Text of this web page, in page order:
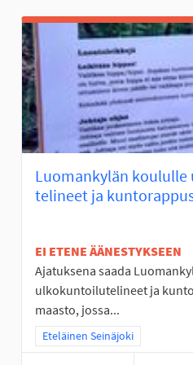
Luomankylän
telineet ja
EI ETENE ÄÄNESTYKSEEN
Ajatuksena saada
ulkokuntoilutelineet ja
maasto, jossa...
Rajaa tulokset teeman
Eteläinen Seinäjoki